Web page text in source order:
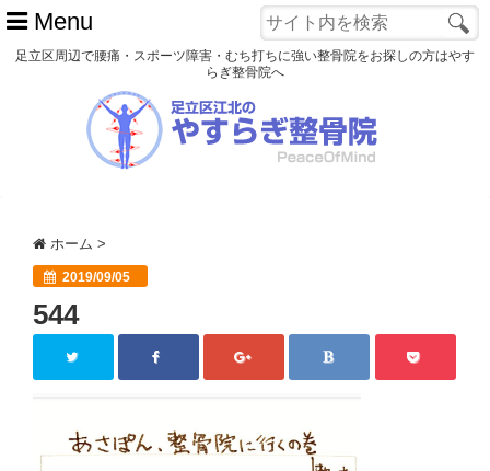
Menu
スポーツ障害
患者様の声
アクセス
足立区周辺で腰痛・スポーツ障害・むち打ちに強い整骨院をお探しの方はやす
らぎ整骨院へ
ホーム >
2019/09/05
544